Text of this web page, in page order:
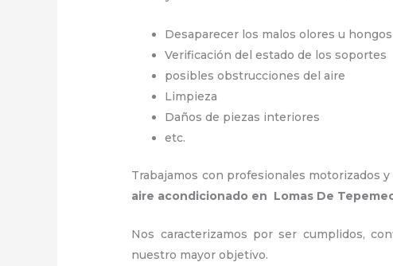
Desaparecer los malos olores u hongos
Verificación del estado de los soportes
posibles obstrucciones del aire
Limpieza
Daños de piezas interiores
etc.
Trabajamos con profesionales motorizados
aire acondicionado en Lomas De
Nos caracterizamos por ser cumplidos,
nuestro mayor objetivo.